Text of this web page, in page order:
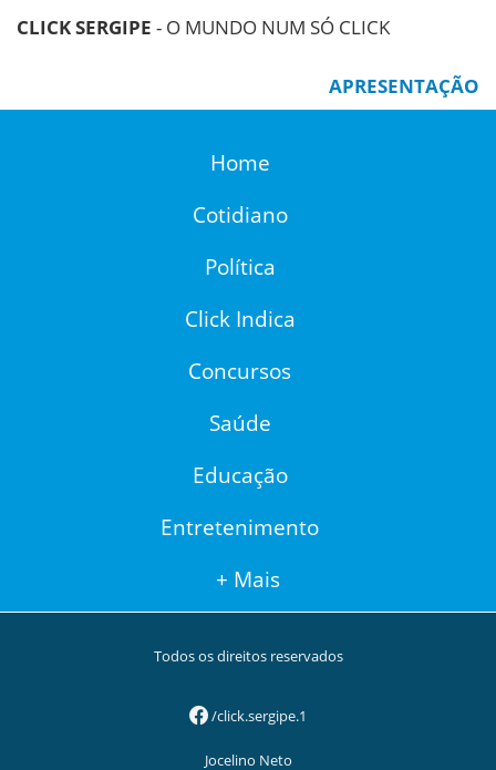
CLICK SERGIPE - O MUNDO NUM SÓ CLICK
APRESENTAÇÃO
Home
Cotidiano
Política
Click Indica
Concursos
Saúde
Educação
Entretenimento
+ Mais
Todos os direitos reservados
/click.sergipe.1
Jocelino Neto